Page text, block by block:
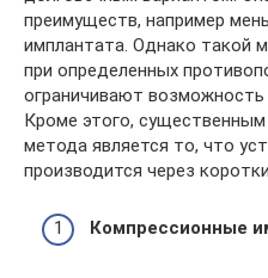
преимуществ, например
имплантата. Однако такой
при определенных
ограничивают возможность
Кроме этого,
метода является то, что
производится через
Компрессионные